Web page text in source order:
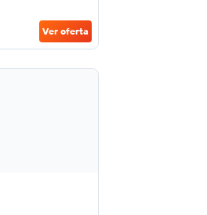
Ver oferta